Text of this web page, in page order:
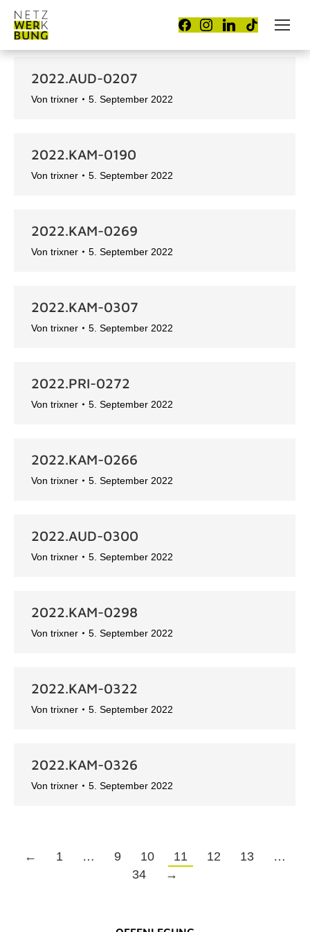
2022.AUD-0207
Von trixner 5. September 2022
2022.KAM-0190
Von trixner 5. September 2022
2022.KAM-0269
Von trixner 5. September 2022
2022.KAM-0307
Von trixner 5. September 2022
2022.PRI-0272
Von trixner 5. September 2022
2022.KAM-0266
Von trixner 5. September 2022
2022.AUD-0300
Von trixner 5. September 2022
2022.KAM-0298
Von trixner 5. September 2022
2022.KAM-0322
Von trixner 5. September 2022
2022.KAM-0326
Von trixner 5. September 2022
← 1 … 9 10 11 12 13
…
34
→